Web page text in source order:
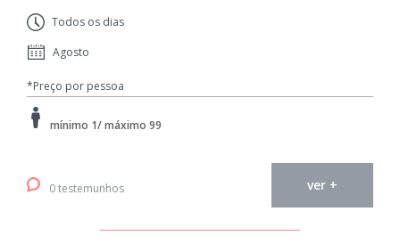
Todos os dias
Agosto
*Preço por pessoa
mínimo 1/ máximo 99
0 testemunhos ver +